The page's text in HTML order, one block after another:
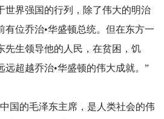
世界强国的行列，除了伟大的明治
有位乔治•华盛顿总统。但在东方一
生领导他的人民，在贫困，饥
远超越乔治•华盛顿的伟大成就。”
国的毛泽东主席，是人类社会的伟